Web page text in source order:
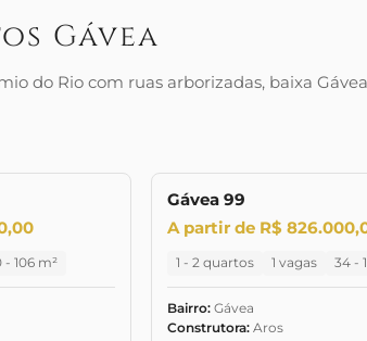
Gávea
do Rio com ruas arborizadas, baixa
- 106 m²
LANÇAMENTO
Gávea 99
A partir de R$
1 - 2 quartos 1 vagas 34 -
Bairro:Gávea
Construtora:Aros